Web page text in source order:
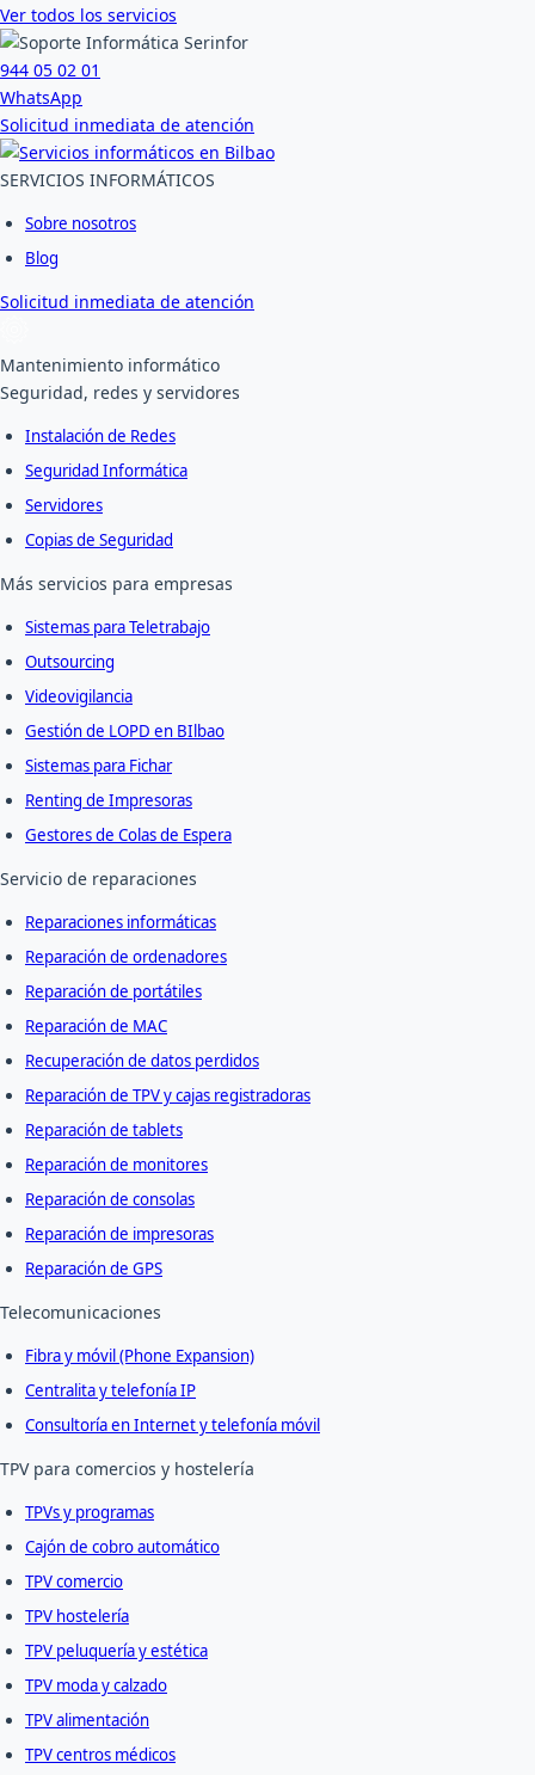
Ver todos los servicios
944 05 02 01
WhatsApp
Solicitud inmediata de atención
SERVICIOS INFORMÁTICOS
Sobre nosotros
Blog
Solicitud inmediata de atención
Mantenimiento informático
Seguridad, redes y servidores
Instalación de Redes
Seguridad Informática
Servidores
Copias de Seguridad
Más servicios para empresas
Sistemas para Teletrabajo
Outsourcing
Videovigilancia
Gestión de LOPD en BIlbao
Sistemas para Fichar
Renting de Impresoras
Gestores de Colas de Espera
Servicio de reparaciones
Reparaciones informáticas
Reparación de ordenadores
Reparación de portátiles
Reparación de MAC
Recuperación de datos perdidos
Reparación de TPV y cajas registradoras
Reparación de tablets
Reparación de monitores
Reparación de consolas
Reparación de impresoras
Reparación de GPS
Telecomunicaciones
Fibra y móvil (Phone Expansion)
Centralita y telefonía IP
Consultoría en Internet y telefonía móvil
TPV para comercios y hostelería
TPVs y programas
Cajón de cobro automático
TPV comercio
TPV hostelería
TPV peluquería y estética
TPV moda y calzado
TPV alimentación
TPV centros médicos